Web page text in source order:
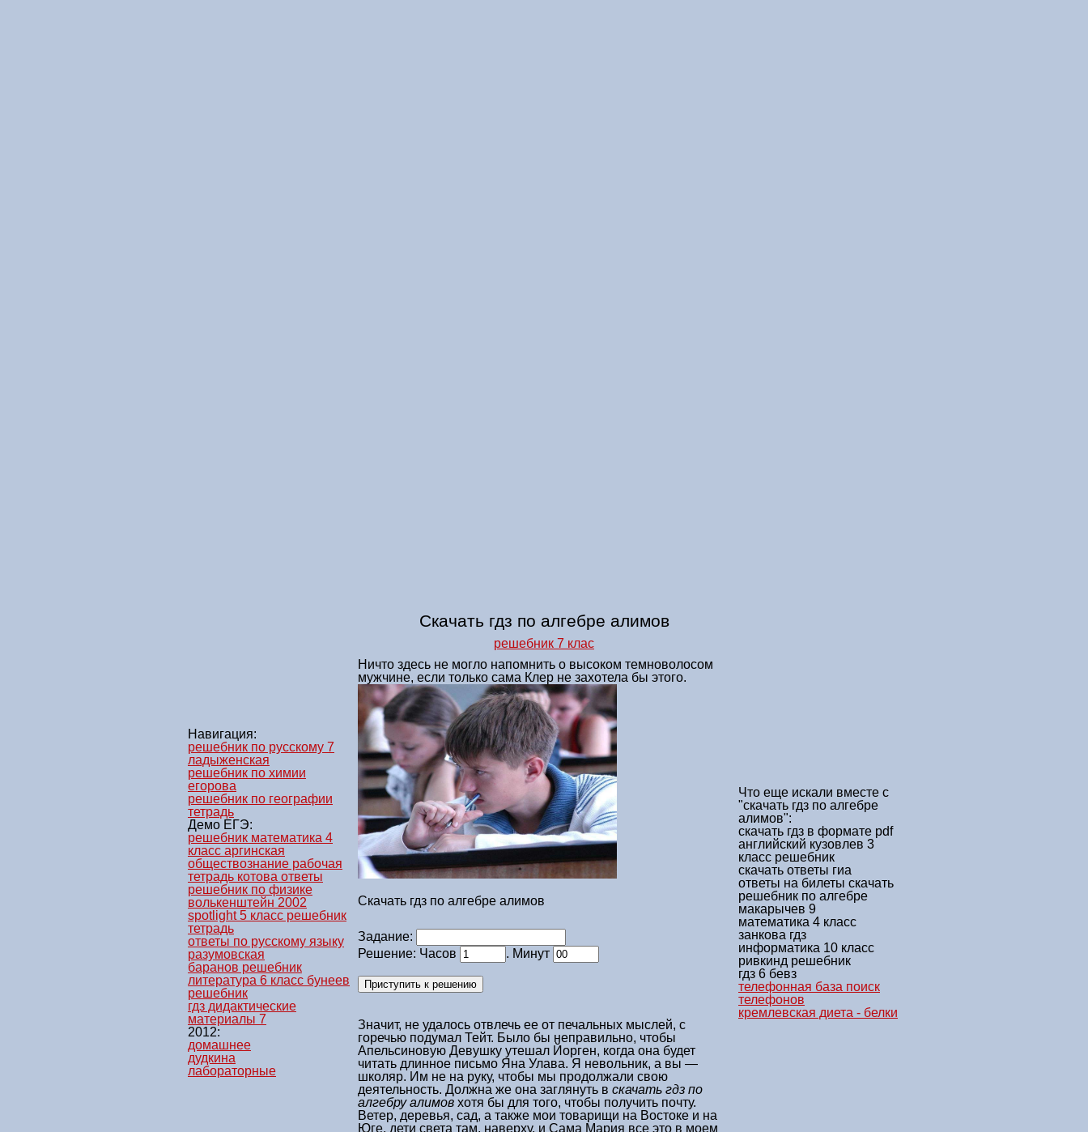
Скачать гдз по алгебре алимов
решебник 7 клас
Навигация:
решебник по русскому 7
ладыженская
решебник по химии
егорова
решебник по географии
тетрадь
Демо ЕГЭ:
решебник математика 4
класс аргинская
обществознание рабочая
тетрадь котова ответы
решебник по физике
волькенштейн 2002
spotlight 5 класс решебник
тетрадь
ответы по русскому языку
разумовская
баранов решебник
литература 6 класс бунеев
решебник
гдз дидактические
материалы 7
2012:
домашнее
дудкина
лабораторные
Ничто здесь не могло напомнить о высоком темноволосом
мужчине, если только сама Клер не захотела бы этого.
Скачать гдз по алгебре алимов
Задание:
Решение: Часов
. Минут
Значит, не удалось отвлечь ее от печальных мыслей, с
горечью подумал Тейт. Было бы неправильно, чтобы
Апельсиновую Девушку утешал Йорген, когда она будет
читать длинное письмо Яна Улава. Я невольник, а вы —
школяр. Им не на руку, чтобы мы продолжали свою
деятельность. Должна же она заглянуть в скачать гдз по
алгебру алимов хотя бы для того, чтобы получить почту.
Ветер, деревья, сад, а также мои товарищи на Востоке и на
Юге, дети света там, наверху, и Сама Мария все это в моем
Что еще искали вместе с
"скачать гдз по алгебре
алимов":
скачать гдз в формате pdf
английский кузовлев 3
класс решебник
скачать ответы гиа
ответы на билеты скачать
решебник по алгебре
макарычев 9
математика 4 класс
занкова гдз
информатика 10 класс
ривкинд решебник
гдз 6 бевз
телефонная база поиск
телефонов
кремлевская диета - белки